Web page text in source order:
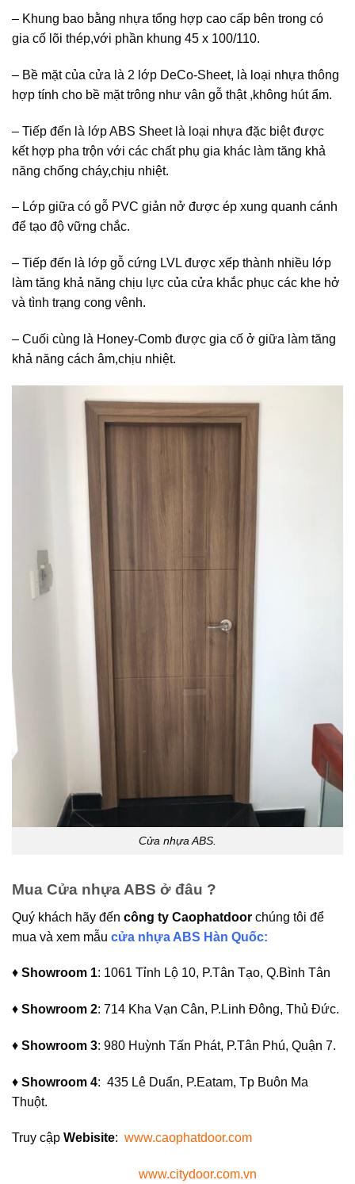
– Khung bao bằng nhựa tổng hợp cao cấp bên trong có
gia cố lõi thép,với phần khung 45 x 100/110.
– Bề mặt của cửa là 2 lớp DeCo-Sheet, là loại nhựa thông
hợp tính cho bề mặt trông như vân gỗ thật ,không hút ẩm.
– Tiếp đến là lớp ABS Sheet là loại nhựa đặc biệt được
kết hợp pha trộn với các chất phụ gia khác làm tăng khả
năng chống cháy,chịu nhiệt.
– Lớp giữa có gỗ PVC giản nở được ép xung quanh cánh
để tạo độ vững chắc.
– Tiếp đến là lớp gỗ cứng LVL được xếp thành nhiều lớp
làm tăng khả năng chịu lực của cửa khắc phục các khe hở
và tình trạng cong vênh.
– Cuối cùng là Honey-Comb được gia cố ở giữa làm tăng
khả năng cách âm,chịu nhiệt.
Cửa nhựa ABS.
Mua Cửa nhựa ABS ở đâu ?
Quý khách hãy đến công ty Caophatdoor chúng tôi để
mua và xem mẫu cửa nhựa ABS Hàn Quốc:
♦ Showroom 1: 1061 Tỉnh Lộ 10, P.Tân Tạo, Q.Bình Tân
♦ Showroom 2: 714 Kha Vạn Cân, P.Linh Đông, Thủ Đức.
♦ Showroom 3: 980 Huỳnh Tấn Phát, P.Tân Phú, Quận 7.
♦ Showroom 4: 435 Lê Duẩn, P.Eatam, Tp Buôn Ma
Thuột.
Truy cập Webisite: www.caophatdoor.com
www.citydoor.com.vn